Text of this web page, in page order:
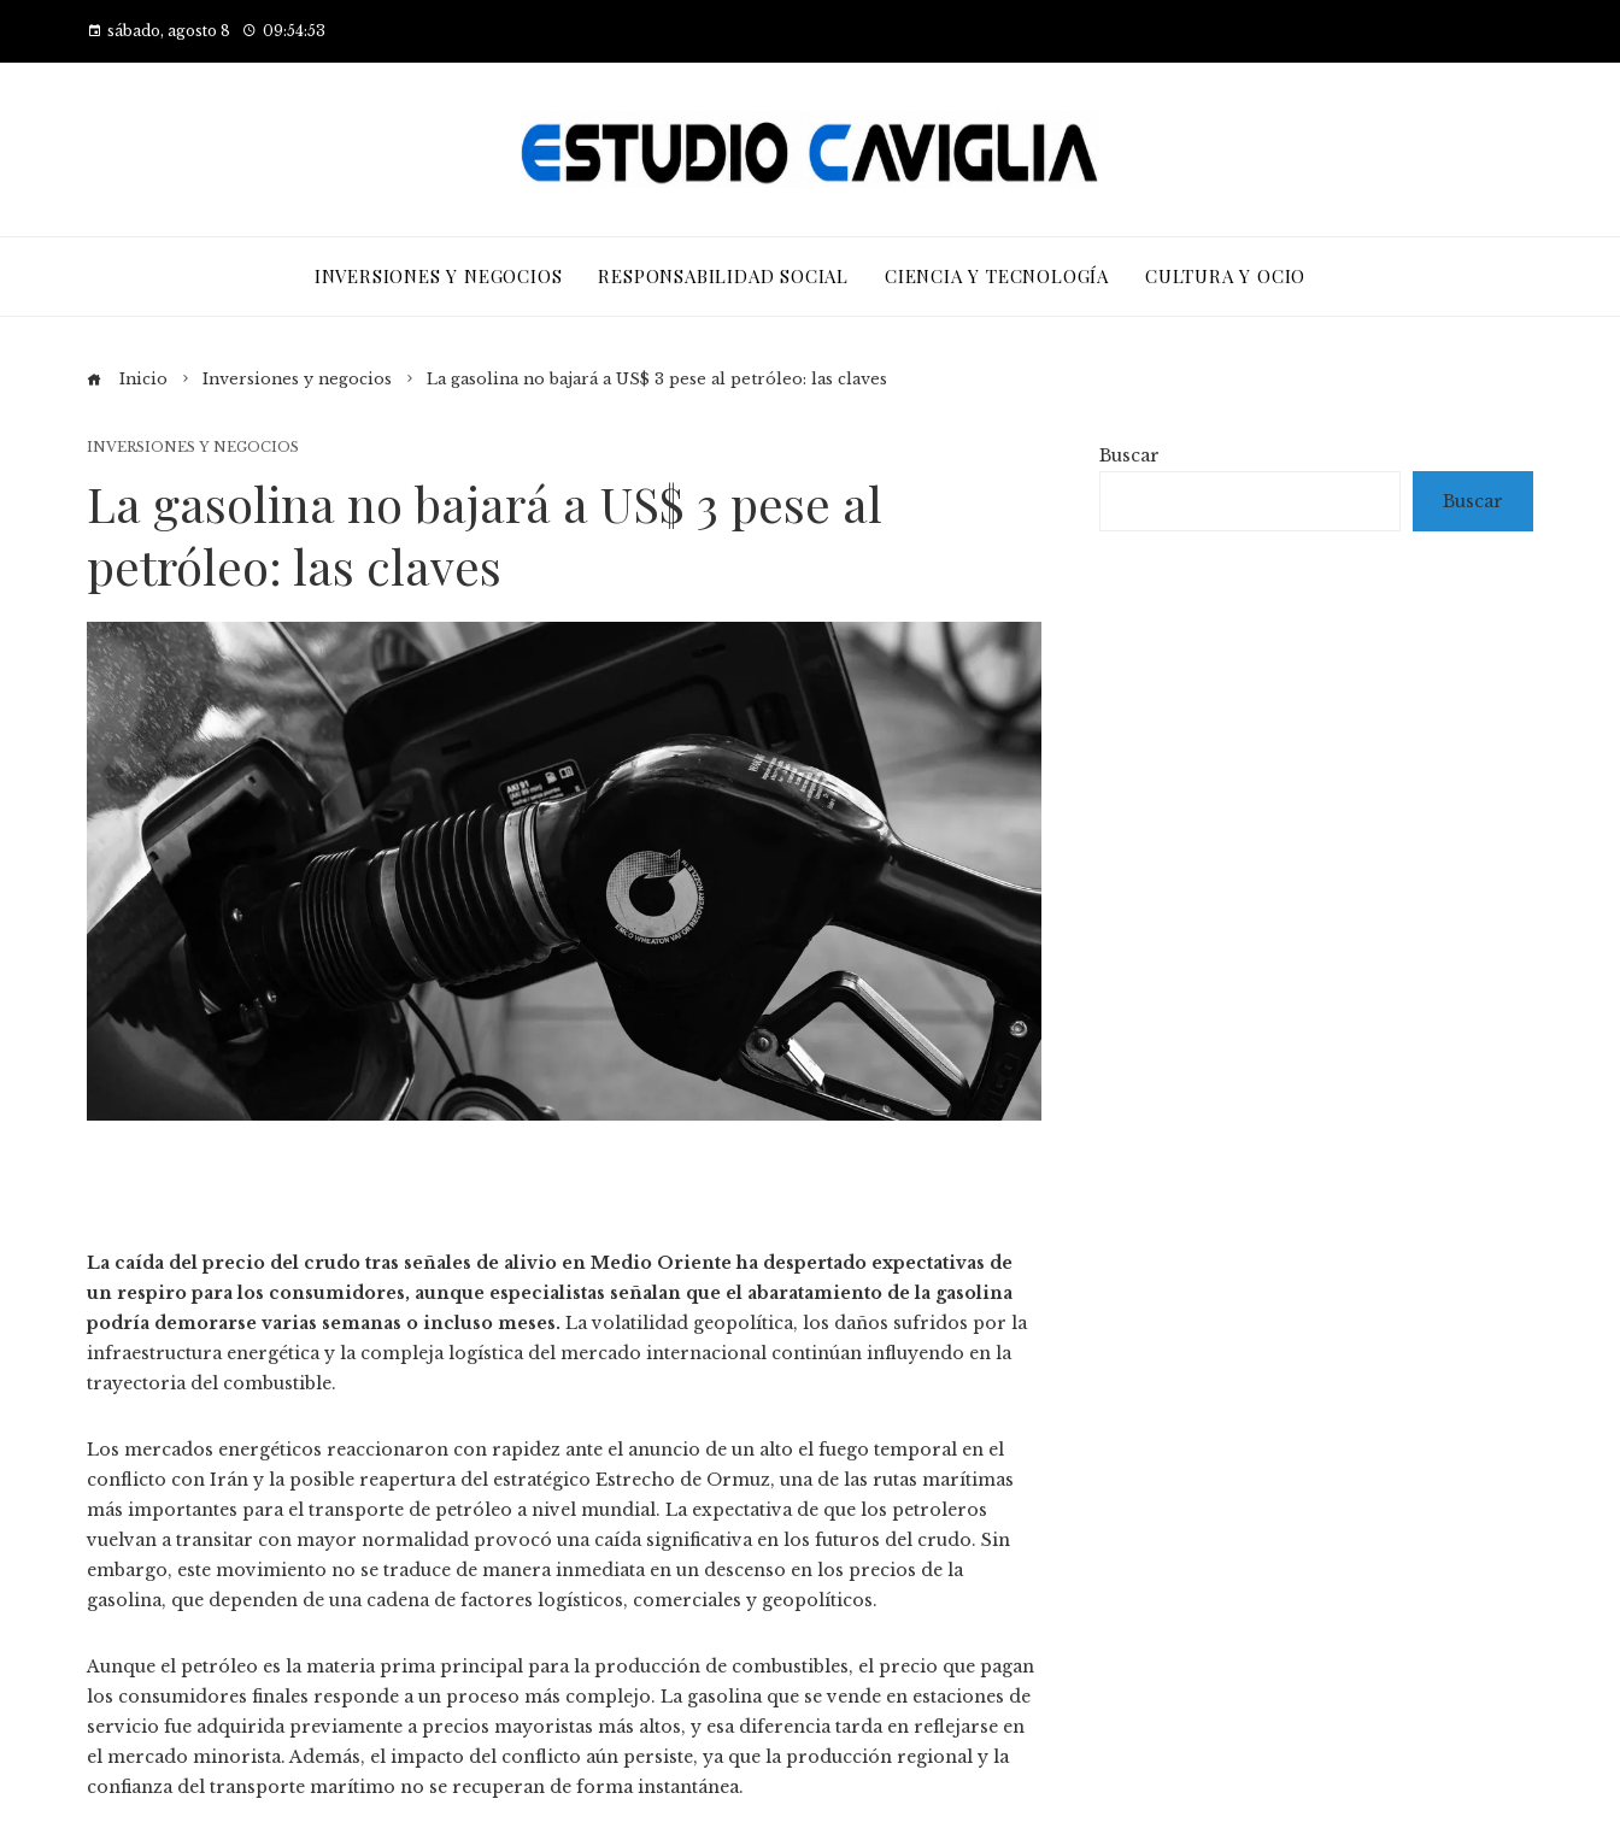
sábado, agosto 8 09:54:54
INVERSIONES Y NEGOCIOS RESPONSABILIDAD SOCIAL CIENCIA Y TECNOLOGÍA CULTURA Y OCIO
Inicio Inversiones y negocios La gasolina no bajará a US$ 3 pese al petróleo: las claves
INVERSIONES Y NEGOCIOS
La gasolina no bajará a US$ 3 pese al
petróleo: las claves
La caída del precio del crudo tras señales de alivio en Medio Oriente ha despertado expectativas de
un respiro para los consumidores, aunque especialistas señalan que el abaratamiento de la gasolina
podría demorarse varias semanas o incluso meses. La volatilidad geopolítica, los daños sufridos por la
infraestructura energética y la compleja logística del mercado internacional continúan influyendo en la
trayectoria del combustible.
Los mercados energéticos reaccionaron con rapidez ante el anuncio de un alto el fuego temporal en el
conflicto con Irán y la posible reapertura del estratégico Estrecho de Ormuz, una de las rutas marítimas
más importantes para el transporte de petróleo a nivel mundial. La expectativa de que los petroleros
vuelvan a transitar con mayor normalidad provocó una caída significativa en los futuros del crudo. Sin
embargo, este movimiento no se traduce de manera inmediata en un descenso en los precios de la
gasolina, que dependen de una cadena de factores logísticos, comerciales y geopolíticos.
Aunque el petróleo es la materia prima principal para la producción de combustibles, el precio que pagan
los consumidores finales responde a un proceso más complejo. La gasolina que se vende en estaciones de
servicio fue adquirida previamente a precios mayoristas más altos, y esa diferencia tarda en reflejarse en
el mercado minorista. Además, el impacto del conflicto aún persiste, ya que la producción regional y la
confianza del transporte marítimo no se recuperan de forma instantánea.
Buscar
Buscar